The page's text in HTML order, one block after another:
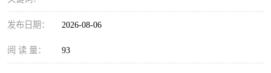
发布日期： 2026-08-06
阅 读 量： 93